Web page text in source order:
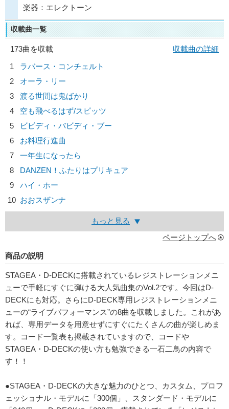
楽器：エレクトーン
収載曲一覧
173曲を収載
収載曲の詳細
1
ラバース・コンチェルト
2
オーラ・リー
3
渡る世間は鬼ばかり
4
空も飛べるはず/スピッツ
5
ビビディ・バビディ・ブー
6
お料理行進曲
7
一年生になったら
8
DANZEN！ふたりはプリキュア
9
ハイ・ホー
10 おおスザンナ
もっと見る
ページトップへ
商品の説明
STAGEA・D-DECKに搭載されているレジストレーションメニ
ューで手軽にすぐに弾ける大人気曲集のVol.2です。今回はD-
DECKにも対応。さらにD-DECK専用レジストレーションメニ
ューの“ライブパフォーマンス”の8曲を収載しました。これがあ
れば、専用データを用意せずにすぐにたくさんの曲が楽しめま
す。コード一覧表も掲載されていますので、コードや
STAGEA・D-DECKの使い方も勉強できる一石二鳥の内容で
す！！
●STAGEA・D-DECKの大きな魅力のひとつ、カスタム、プロフ
ェッショナル・モデルに「300個」、スタンダード・モデルに